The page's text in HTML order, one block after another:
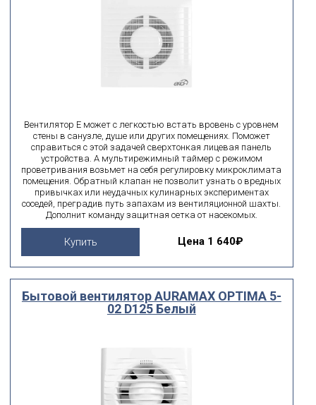
Вентилятор E может с легкостью встать вровень с уровнем
стены в санузле, душе или других помещениях. Поможет
справиться с этой задачей сверхтонкая лицевая панель
устройства. А мультирежимный таймер с режимом
проветривания возьмет на себя регулировку микроклимата
помещения. Обратный клапан не позволит узнать о вредных
привычках или неудачных кулинарных экспериментах
соседей, преградив путь запахам из вентиляционной шахты.
Дополнит команду защитная сетка от насекомых.
Купить Цена 1 640₽
Бытовой вентилятор AURAMAX OPTIMA 5-
02 D125 Белый